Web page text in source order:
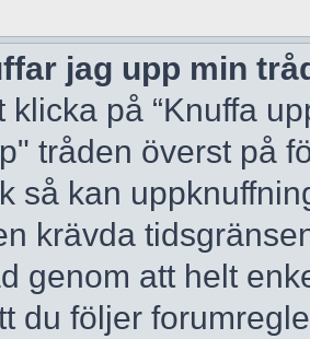
jag upp min
klicka på “Knuffa
tråden överst på
så kan
krävda
genom att helt
du följer